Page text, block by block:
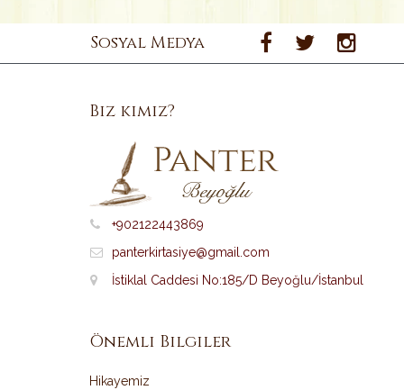
Sosyal Medya
Biz kimiz?
+902122443869
panterkirtasiye@gmail.com
İstiklal Caddesi No:185/D Beyoğlu/İstanbul
Önemli Bilgiler
Hikayemiz